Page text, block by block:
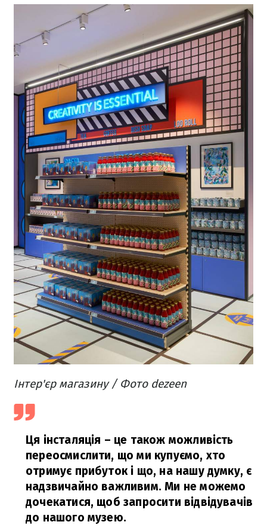
Інтер'єр магазину / Фото dezeen
Ця інсталяція – це також можливість
переосмислити, що ми купуємо, хто
отримує прибуток і що, на нашу думку, є
надзвичайно важливим. Ми не можемо
дочекатися, щоб запросити відвідувачів
до нашого музею.